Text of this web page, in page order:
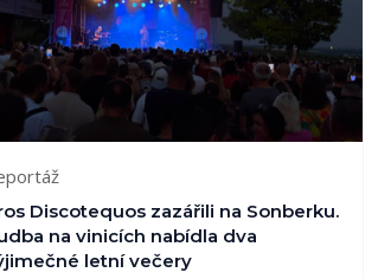
Discotequos zazářili na Sonberku.
na vinicích nabídla dva
letní večery